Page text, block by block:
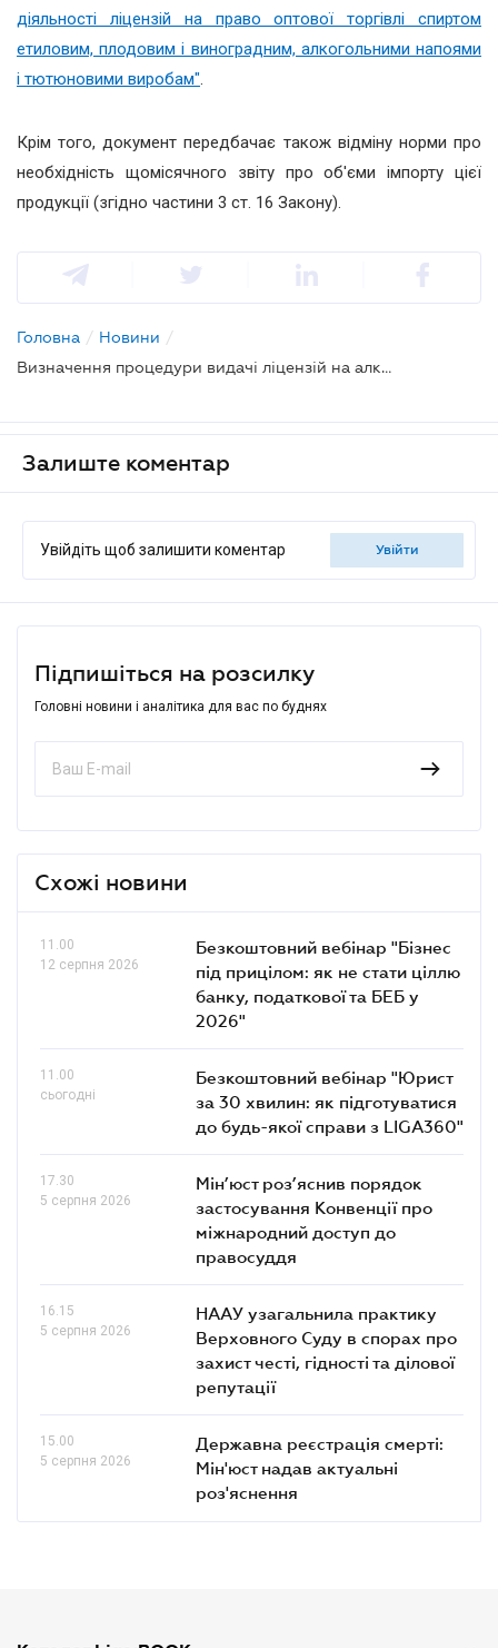
діяльності ліцензій на право оптової торгівлі спиртом
етиловим, плодовим і виноградним, алкогольними напоями
і тютюновими виробам".
Крім того, документ передбачає також відміну норми про
необхідність щомісячного звіту про об'єми імпорту цієї
продукції (згідно частини 3 ст. 16 Закону).
Головна / Новини /
Визначення процедури видачі ліцензій на алкогольну і тютюнову продукцію хочуть закріпити за КМУ законом
Залиште коментар
Увійдіть щоб залишити коментар увійти
Підпишіться на розсилку
Головні новини і аналітика для вас по буднях
Схожі новини
11.00
12 серпня 2026
Безкоштовний вебінар "Бізнес
під прицілом: як не стати ціллю
банку, податкової та БЕБ у
2026"
11.00
сьогодні
Безкоштовний вебінар "Юрист
за 30 хвилин: як підготуватися
до будь-якої справи з LIGA360"
17.30
5 серпня 2026
Мін’юст роз’яснив порядок
застосування Конвенції про
міжнародний доступ до
правосуддя
16.15
5 серпня 2026
НААУ узагальнила практику
Верховного Суду в спорах про
захист честі, гідності та ділової
репутації
15.00
5 серпня 2026
Державна реєстрація смерті:
Мін'юст надав актуальні
роз'яснення